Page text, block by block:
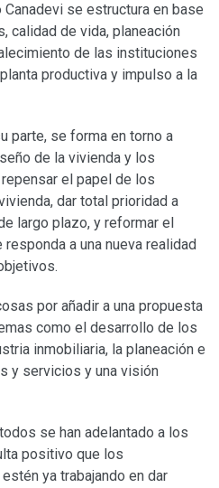
se estructura en base
calidad de vida, planeación
de las instituciones
productiva y impulso a la
parte, se forma en torno a
de la vivienda y los
el papel de los
dar total prioridad a
largo plazo, y reformar el
a una nueva realidad
por añadir a una propuesta
como el desarrollo de los
inmobiliaria, la planeación e
y servicios y una visión
se han adelantado a los
positivo que los
ya trabajando en dar